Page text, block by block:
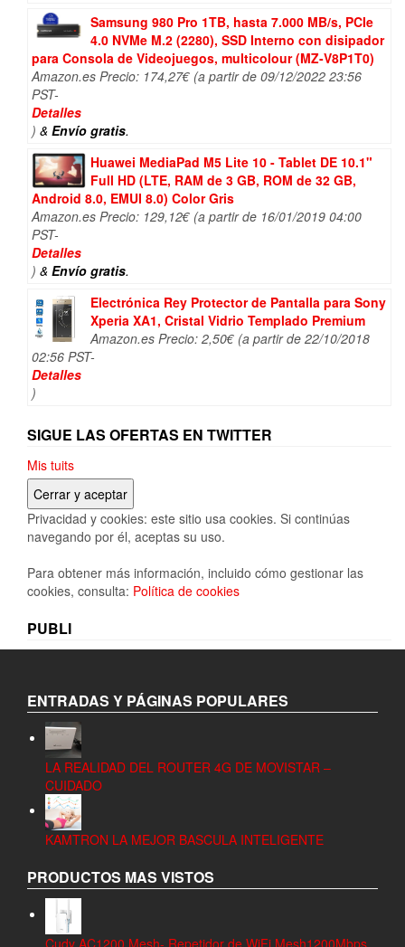
Samsung 980 Pro 1TB, hasta 7.000 MB/s, PCIe
4.0 NVMe M.2 (2280), SSD Interno con disipador
para Consola de Videojuegos, multicolour (MZ-V8P1T0)
Amazon.es Precio: 174,27€ (a partir de 09/12/2022 23:56
PST-
Detalles
) & Envío gratis.
Huawei MediaPad M5 Lite 10 - Tablet DE 10.1"
Full HD (LTE, RAM de 3 GB, ROM de 32 GB,
Android 8.0, EMUI 8.0) Color Gris
Amazon.es Precio: 129,12€ (a partir de 16/01/2019 04:00
PST-
Detalles
) & Envío gratis.
Electrónica Rey Protector de Pantalla para Sony
Xperia XA1, Cristal Vidrio Templado Premium
Amazon.es Precio: 2,50€ (a partir de 22/10/2018
02:56 PST-
Detalles
)
SIGUE LAS OFERTAS EN TWITTER
Mis tuits
Privacidad y cookies: este sitio usa cookies. Si continúas
navegando por él, aceptas su uso.
Para obtener más información, incluido cómo gestionar las
cookies, consulta: Política de cookies
PUBLI
ENTRADAS Y PÁGINAS POPULARES
LA REALIDAD DEL ROUTER 4G DE MOVISTAR –
CUIDADO
KAMTRON LA MEJOR BASCULA INTELIGENTE
PRODUCTOS MAS VISTOS
Cudy AC1200 Mesh- Repetidor de WiFi Mesh1200Mbps